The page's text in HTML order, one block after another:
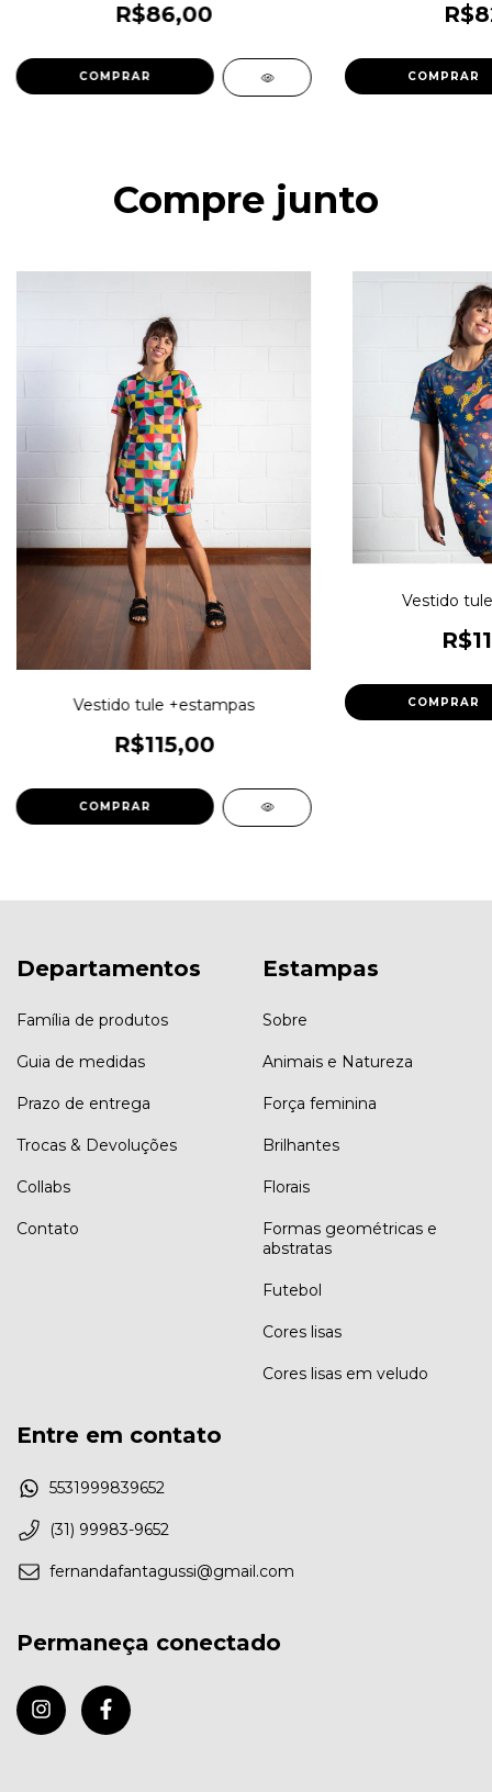
R$86,00
COMPRAR
Compre junto
Vestido tule +estampas
R$115,00
COMPRAR
Vestido
COMPRAR
Departamentos
Família de produtos
Guia de medidas
Prazo de entrega
Trocas & Devoluções
Collabs
Contato
Estampas
Sobre
Animais e Natureza
Força feminina
Brilhantes
Florais
Formas geométricas e
abstratas
Futebol
Cores lisas
Cores lisas em veludo
Entre em contato
5531999839652
(31) 99983-9652
fernandafantagussi@gmail.com
Permaneça conectado